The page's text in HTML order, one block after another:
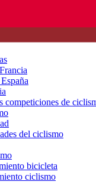
competiciones de
del ciclismo
bicicleta
ciclismo